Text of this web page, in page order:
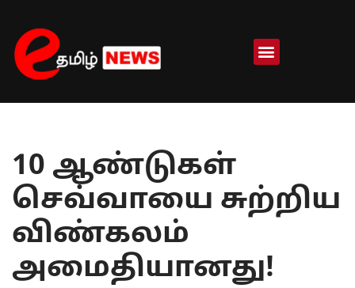
Skip
to
content
10 ஆண்டுகள்
செவ்வாயை சுற்றிய
விண்கலம்
அமைதியானது!